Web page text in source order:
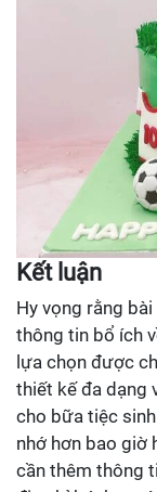
Kết luận
Hy vọng rằng
thông tin bổ ích
lựa chọn được
thiết kế đa dạng
cho bữa tiệc
nhớ hơn bao giờ
cần thêm thông